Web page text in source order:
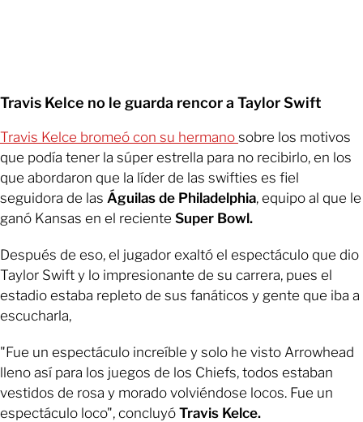
Travis Kelce no le guarda rencor a Taylor Swift
Travis Kelce bromeó con su hermano sobre los motivos
que podía tener la súper estrella para no recibirlo, en los
que abordaron que la líder de las swifties es fiel
seguidora de las Águilas de Philadelphia, equipo al que le
ganó Kansas en el reciente Super Bowl.
Después de eso, el jugador exaltó el espectáculo que dio
Taylor Swift y lo impresionante de su carrera, pues el
estadio estaba repleto de sus fanáticos y gente que iba a
escucharla,
"Fue un espectáculo increíble y solo he visto Arrowhead
lleno así para los juegos de los Chiefs, todos estaban
vestidos de rosa y morado volviéndose locos. Fue un
espectáculo loco", concluyó Travis Kelce.